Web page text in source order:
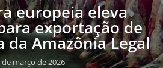
europeia eleva
exportação de
da Amazônia Legal
de março de 2026